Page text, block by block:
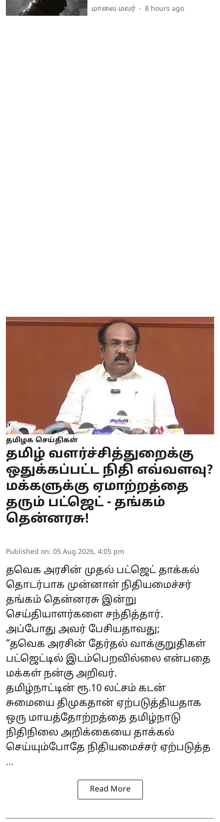
மாலை மலர் 8 hours ago
தமிழக செய்திகள்
தமிழ் வளர்ச்சித்துறைக்கு
ஒதுக்கப்பட்ட நிதி எவ்வளவு?
மக்களுக்கு ஏமாற்றத்தை
தரும் பட்ஜெட் - தங்கம்
தென்னரசு!
Published on: 05 Aug 2026, 4:05 pm
தவெக அரசின் முதல் பட்ஜெட் தாக்கல்
தொடர்பாக முன்னாள் நிதியமைச்சர்
தங்கம் தென்னரசு இன்று
செய்தியாளர்களை சந்தித்தார்.
அப்போது அவர் பேசியதாவது;
“தவெக அரசின் தேர்தல் வாக்குறுதிகள்
பட்ஜெட்டில் இடம்பெறவில்லை என்பதை
மக்கள் நன்கு அறிவர்.
தமிழ்நாட்டின் ரூ.10 லட்சம் கடன்
சுமையை திமுகதான் ஏற்படுத்தியதாக
ஒரு மாயத்தோற்றத்தை தமிழ்நாடு
நிதிநிலை அறிக்கையை தாக்கல்
செய்யும்போதே நிதியமைச்சர் ஏற்படுத்த
...
Read More